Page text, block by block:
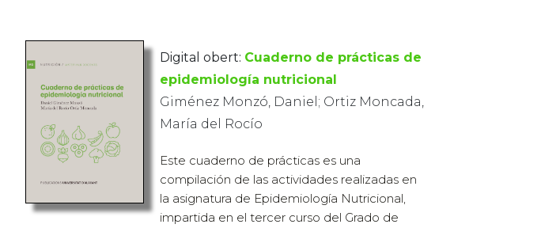
Digital obert: Cuaderno de prácticas de
epidemiología nutricional
Giménez Monzó, Daniel; Ortiz Moncada,
María del Rocío
Este cuaderno de prácticas es una
compilación de las actividades realizadas en
la asignatura de Epidemiología Nutricional,
impartida en el tercer curso del Grado de